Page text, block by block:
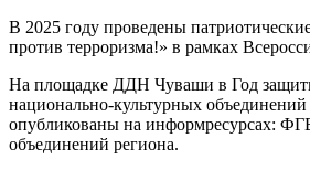
В 2025 году проведены
против терроризма!» в рамках
На площадке ДДН Чуваши в Год
национально-культурных
опубликованы на информресурсах:
объединений региона.